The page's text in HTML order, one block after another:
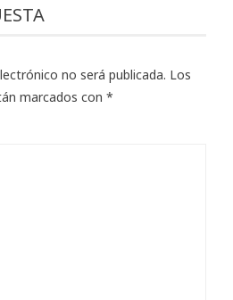
no será publicada. Los
marcados con *